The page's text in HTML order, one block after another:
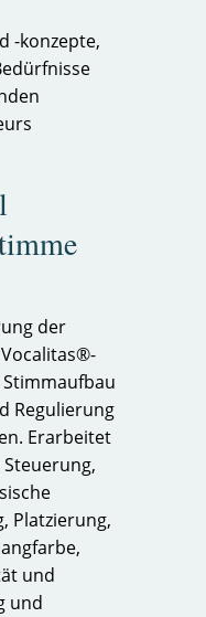
-konzepte,
der
Regulierung
Erarbeitet
Platzierung,
und
und